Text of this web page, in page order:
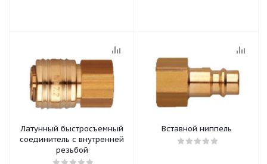
Латунный быстросъемный
соединитель с внутренней
резьбой
Вставной ниппель